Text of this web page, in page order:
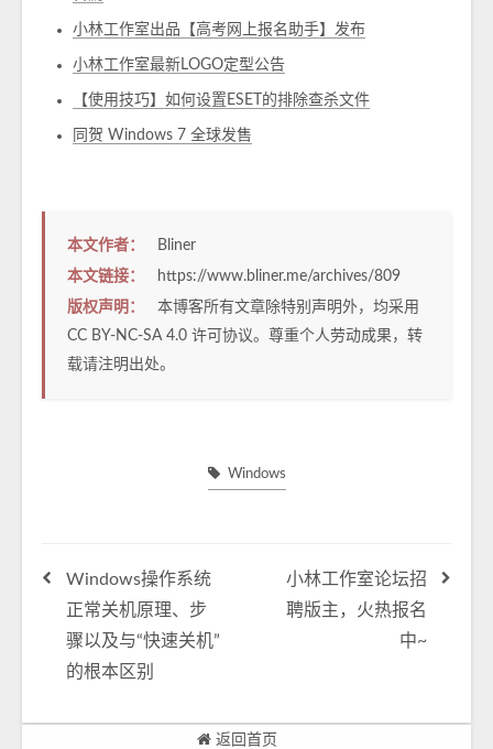
小林工作室出品【高考网上报名助手】发布
小林工作室最新LOGO定型公告
【使用技巧】如何设置ESET的排除查杀文件
同贺 Windows 7 全球发售
本文作者：
Bliner
本文链接：
https://www.bliner.me/archives/809
版权声明：
本博客所有文章除特别声明外，均采用
CC BY-NC-SA 4.0 许可协议。尊重个人劳动成果，转
载请注明出处。
Windows
Windows操作系统
正常关机原理、步
骤以及与“快速关机”
的根本区别
小林工作室论坛招
聘版主，火热报名
中~
返回首页